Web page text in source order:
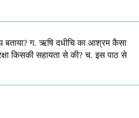
बताया? ग. ऋषि दधीचि का आश्रम कैसा
किसकी सहायता से की? च. इस पाठ से